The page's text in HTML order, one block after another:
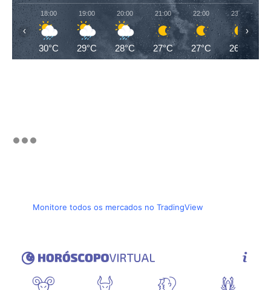
18:00
30°C
19:00
29°C
20:00
28°C
21:00
27°C
22:00
27°C
23:00
26°C
‹ ›
Monitore todos os mercados no TradingView